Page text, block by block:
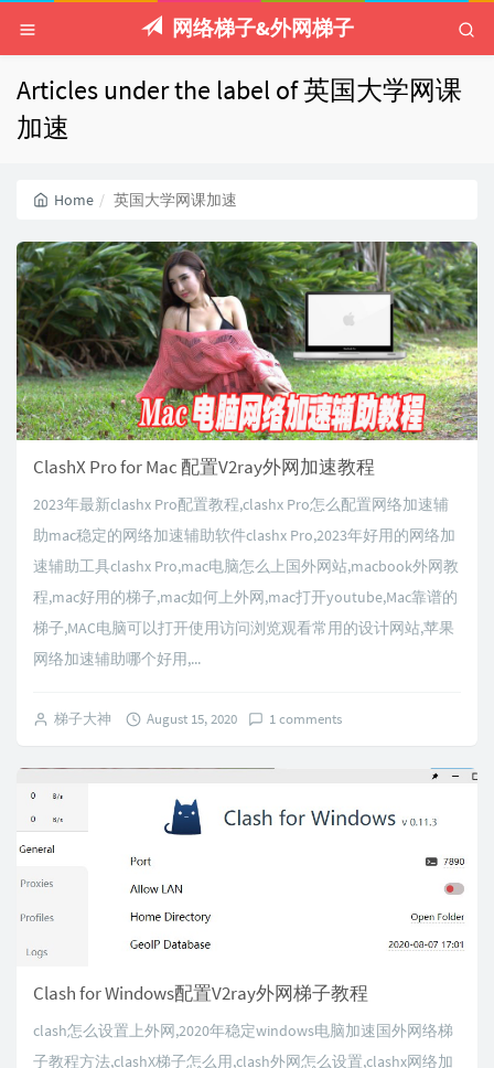
网络梯子&外网梯子
Articles under the label of 英国大学网课
加速
Home 英国大学网课加速
ClashX Pro for Mac 配置V2ray外网加速教程
2023年最新clashx Pro配置教程,clashx Pro怎么配置网络加速辅
助mac稳定的网络加速辅助软件clashx Pro,2023年好用的网络加
速辅助工具clashx Pro,mac电脑怎么上国外网站,macbook外网教
程,mac好用的梯子,mac如何上外网,mac打开youtube,Mac靠谱的
梯子,MAC电脑可以打开使用访问浏览观看常用的设计网站,苹果
网络加速辅助哪个好用,...
梯子大神 August 15, 2020 1 comments
Clash for Windows配置V2ray外网梯子教程
clash怎么设置上外网,2020年稳定windows电脑加速国外网络梯
子教程方法,clashX梯子怎么用,clash外网怎么设置,clashx网络加